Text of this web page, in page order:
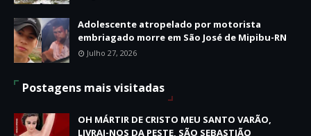
Adolescente atropelado por motorista
embriagado morre em São José de Mipibu-RN
Julho 27, 2026
Postagens mais visitadas
OH MÁRTIR DE CRISTO MEU SANTO VARÃO,
LIVRAI-NOS DA PESTE, SÃO SEBASTIÃO